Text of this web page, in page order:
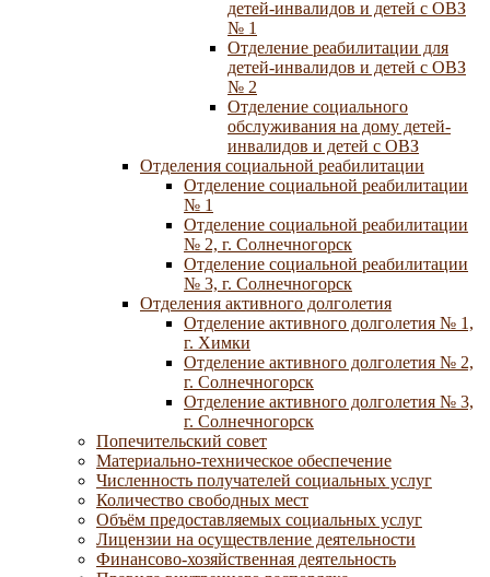
детей-инвалидов и детей с ОВЗ
№ 1
Отделение реабилитации для
детей-инвалидов и детей с ОВЗ
№ 2
Отделение социального
обслуживания на дому детей-
инвалидов и детей с ОВЗ
Отделения социальной реабилитации
Отделение социальной реабилитации
№ 1
Отделение социальной реабилитации
№ 2, г. Солнечногорск
Отделение социальной реабилитации
№ 3, г. Солнечногорск
Отделения активного долголетия
Отделение активного долголетия № 1,
г. Химки
Отделение активного долголетия № 2,
г. Солнечногорск
Отделение активного долголетия № 3,
г. Солнечногорск
Попечительский совет
Материально-техническое обеспечение
Численность получателей социальных услуг
Количество свободных мест
Объём предоставляемых социальных услуг
Лицензии на осуществление деятельности
Финансово-хозяйственная деятельность